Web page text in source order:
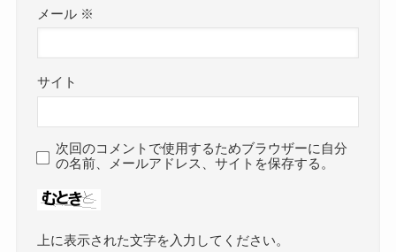
メール ※
サイト
次回のコメントで使用するためブラウザーに自分
の名前、メールアドレス、サイトを保存する。
上に表示された文字を入力してください。